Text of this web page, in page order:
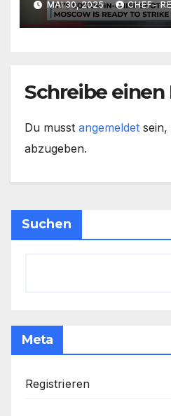
Angriff
MAI 30, 2025 CHEF-
Schreibe
Du musst angemeldet sein,
abzugeben.
Suchen
Meta
Registrieren